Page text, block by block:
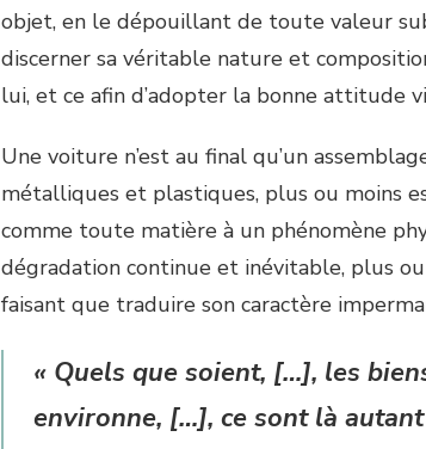
objet, en le dépouillant de toute valeur
discerner sa véritable nature et
lui, et ce afin d’adopter la bonne attitude
Une voiture n’est au final qu’un
métalliques et plastiques, plus ou moins
comme toute matière à un phénomène
dégradation continue et inévitable, plus
faisant que traduire son caractère
« Quels que soient, […], les
environne, […], ce sont là